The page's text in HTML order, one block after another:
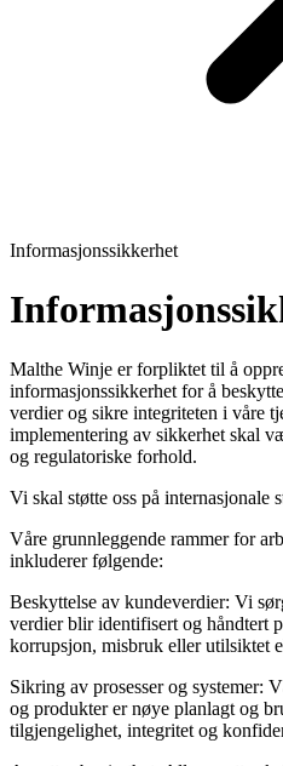
Informasjonssikkerhet
Malthe Winje er forpliktet til å
informasjonssikkerhet for å
verdier og sikre integriteten i våre
implementering av sikkerhet skal
og regulatoriske forhold.
Vi skal støtte oss på internasjonale
Våre grunnleggende rammer for
inkluderer følgende:
Beskyttelse av kundeverdier: Vi
verdier blir identifisert og håndtert
korrupsjon, misbruk eller utilsiktet
Sikring av prosesser og systemer:
og produkter er nøye planlagt og
tilgjengelighet, integritet og